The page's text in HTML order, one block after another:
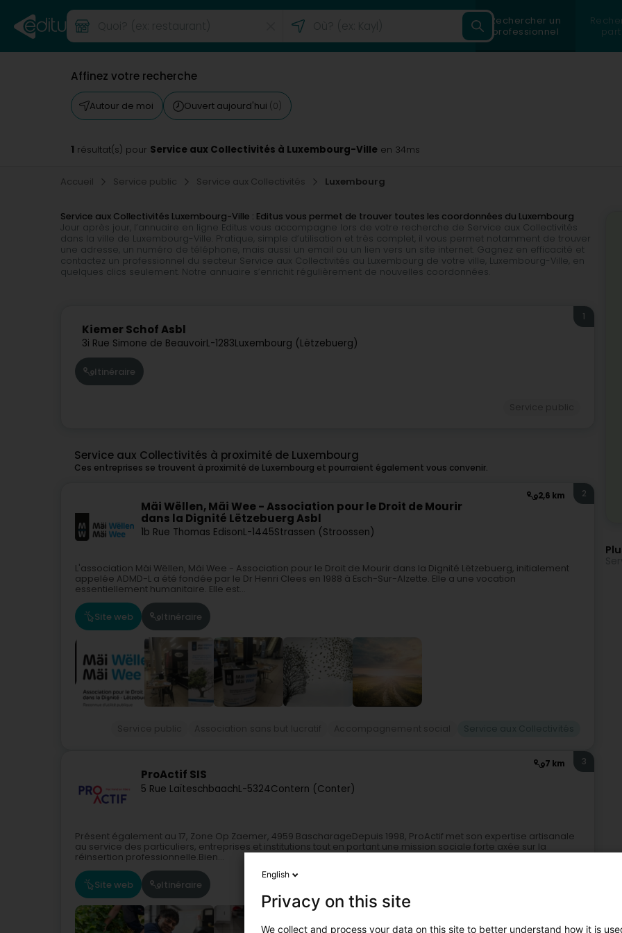
Rechercher un
professionnel
Affinez votre recherche
Autour de moi Ouvert aujourd'hui (0)
1 résultat(s) pour Service aux Collectivités à Luxembourg-Ville en 34ms
Accueil Service public Service aux Collectivités Luxembourg
Service aux Collectivités Luxembourg-Ville : Editus vous permet de trouver toutes les coordonnées du Luxembourg
Jour après jour, l’annuaire en ligne Editus vous accompagne lors de votre recherche de Service aux Collectivités
dans la ville de Luxembourg-Ville. Pratique, simple d’utilisation et très complet, il vous permet notamment de trouver
une adresse, un numéro de téléphone, mais aussi un email ou un lien vers un site internet. Gagnez en efficacité et
contactez un professionnel du secteur Service aux Collectivités au Luxembourg de votre ville, Luxembourg-Ville, en
quelques clics seulement. Notre annuaire s’enrichit régulièrement de nouvelles coordonnées.
Kiemer Schof Asbl
3i Rue Simone de BeauvoirL-1283Luxembourg (Lëtzebuerg)
1
Itinéraire
Service aux Collectivités à proximité de Luxembourg
Ces entreprises se trouvent à proximité de Luxembourg et pourraient également vous convenir.
2,6 km
Mäi Wëllen, Mäi Wee - Association pour le Droit de Mourir
dans la Dignité Lëtzebuerg Asbl
1b Rue Thomas EdisonL-1445Strassen (Stroossen)
2
L'association Mäi Wëllen, Mäi Wee - Association pour le Droit de Mourir dans la Dignité Lëtzebuerg, initialement
appelée ADMD-L a été fondée par le Dr Henri Clees en 1988 à Esch-Sur-Alzette. Elle a une vocation
essentiellement humanitaire. Elle est...
Site web Itinéraire
7 km
ProActif SIS
5 Rue LaïteschbaachL-5324Contern (Conter)
3
Présent également au 17, Zone Op Zaemer, 4959 BascharageDepuis 1998, ProActif met son expertise artisanale
au service des particuliers, entreprises et institutions tout en portant une mission sociale forte axée sur la
réinsertion professionnelle.Bien...
Site web Itinéraire
English
Privacy on this site
We collect and process your data on this site to better understand how it is